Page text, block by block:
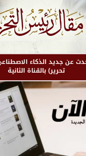
عن جديد الذكاء
تحرير) بالقناة الثانية